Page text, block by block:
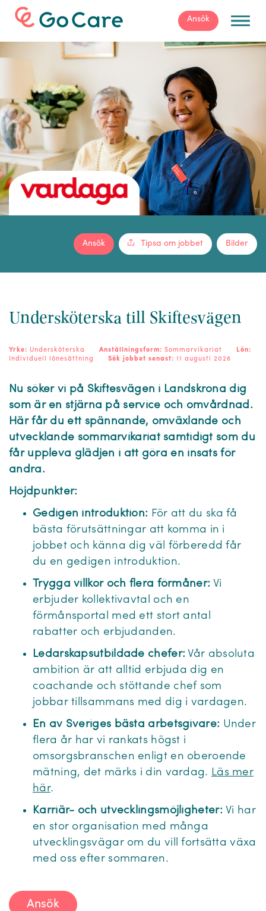
För arbetsgivare Ansök
Bilder
Tipsa om jobbet
Ansök
Undersköterska till Skiftesvägen
Yrke: Undersköterska Anställningsform: Sommarvikariat
Lön:
Individuell lönesättning
Sök jobbet senast: 11 augusti 2026
Nu söker vi på Skiftesvägen i Landskrona dig
som är en stjärna på service och omvårdnad.
Här får du ett spännande, omväxlande och
utvecklande sommarvikariat samtidigt som du
får uppleva glädjen i att göra en insats för
andra.
Höjdpunkter:
Gedigen introduktion: För att du ska få
bästa förutsättningar att komma in i
jobbet och känna dig väl förberedd får
du en gedigen introduktion.
Trygga villkor och flera förmåner: Vi
erbjuder kollektivavtal och en
förmånsportal med ett stort antal
rabatter och erbjudanden.
Ledarskapsutbildade chefer: Vår absoluta
ambition är att alltid erbjuda dig en
coachande och stöttande chef som
jobbar tillsammans med dig i vardagen.
En av Sveriges bästa arbetsgivare: Under
flera år har vi rankats högst i
omsorgsbranschen enligt en oberoende
mätning, det märks i din vardag. Läs mer
här.
Karriär- och utvecklingsmöjligheter: Vi har
en stor organisation med många
utvecklingsvägar om du vill fortsätta växa
med oss efter sommaren.
Ansök